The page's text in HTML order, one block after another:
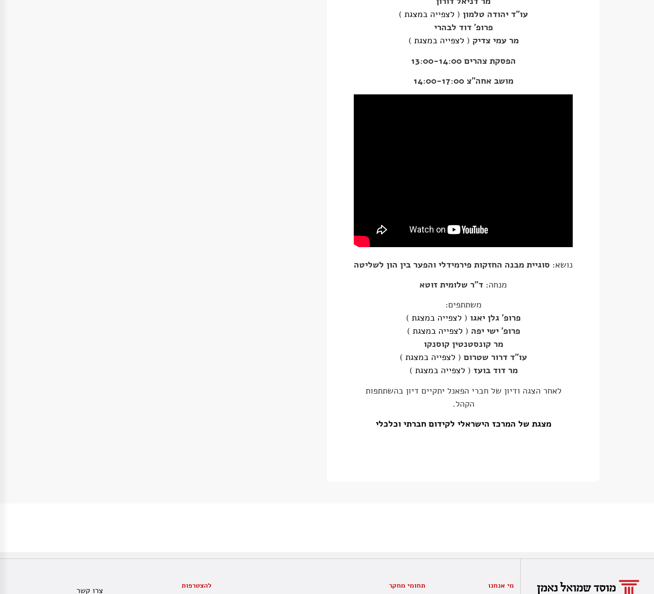
עו"ד יהודה טלמון ( לצפייה במצגת )
פרופ' דוד לבהרי
מר עמי צדיק ( לצפייה במצגת )
הפסקת צהרים 13:00-14:00
מושב אחה"צ 14:00-17:00
נושא: סוגיית מבנה החזקות פירמידלי והפער בין הון לשליטה
מנחה: ד"ר שלומית זוטא
משתתפים:
פרופ' גלן יאגו ( לצפייה במצגת )
פרופ' ישי יפה ( לצפייה במצגת )
מר קונסטנטין קוסנקו
עו"ד דרור שטרום ( לצפייה במצגת )
מר דוד בועז ( לצפייה במצגת )
לאחר הצגה ודיון של חברי הפאנל יתקיים דיון בהשתתפות
הקהל.
מצגת של המרכז הישראלי לקידום חברתי וכלכלי
מי אנחנו תחומי מחקר להצטרפות צרו קשר